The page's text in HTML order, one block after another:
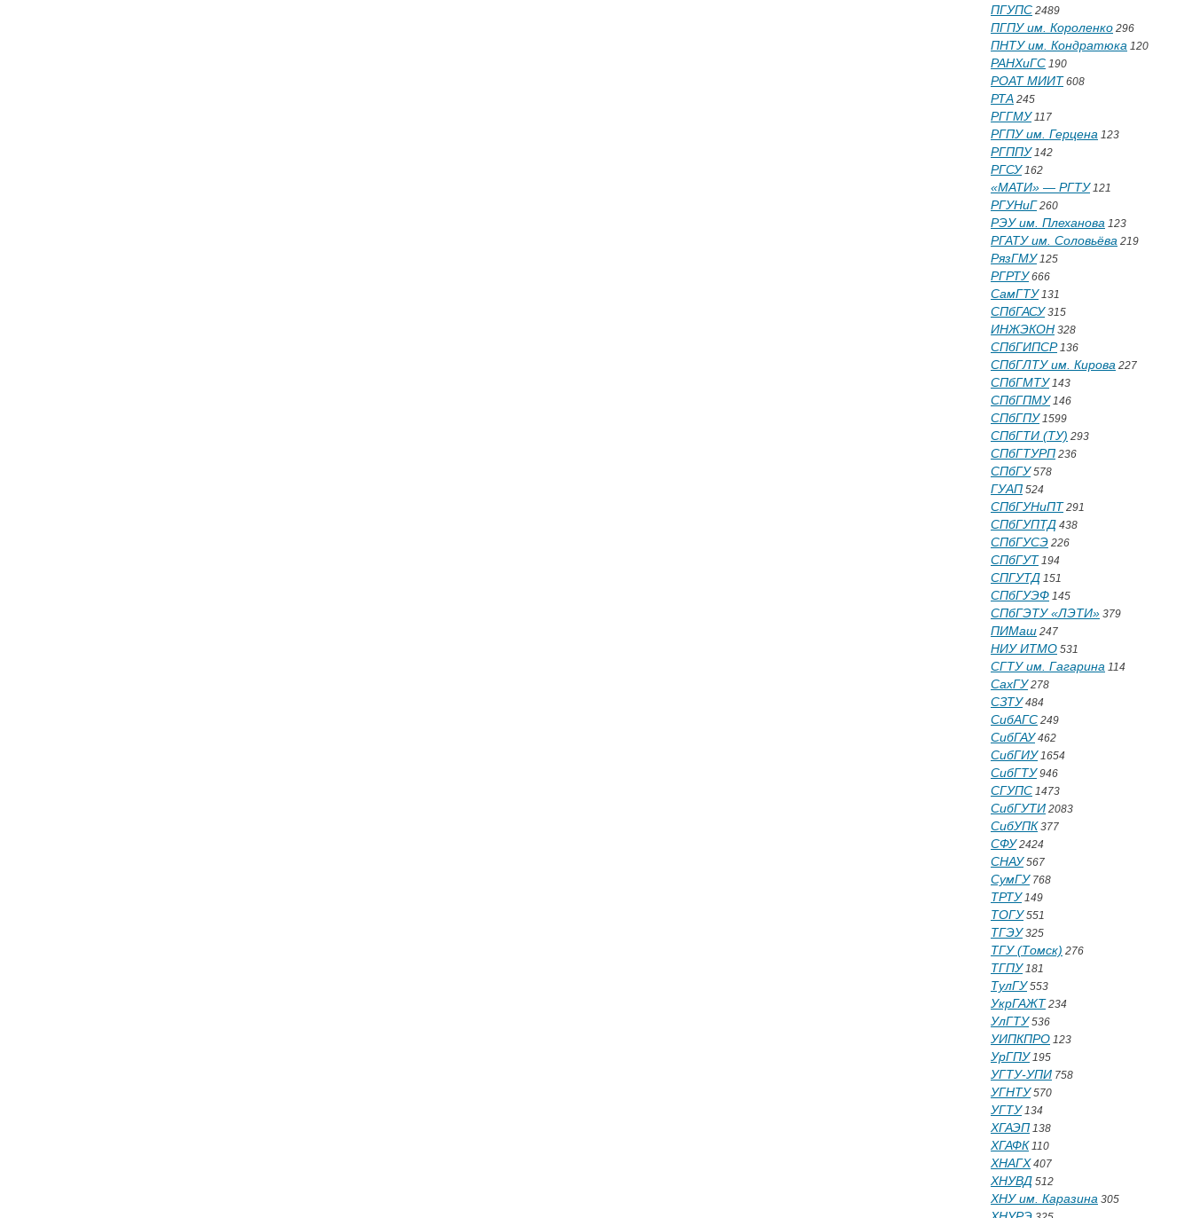
ПГУПС 2489
ПГПУ им. Короленко 296
ПНТУ им. Кондратюка 120
РАНХиГС 190
РОАТ МИИТ 608
РТА 245
РГГМУ117
РГПУ им. Герцена 123
РГППУ142
РГСУ162
«МАТИ» — РГТУ121
РГУНиГ 260
РЭУ им. Плеханова 123
РГАТУ им. Соловьёва 219
РязГМУ125
РГРТУ666
СамГТУ131
СПбГАСУ315
ИНЖЭКОН 328
СПбГИПСР136
СПбГЛТУ им. Кирова 227
СПбГМТУ143
СПбГПМУ146
СПбГПУ1599
СПбГТИ (ТУ) 293
СПбГТУРП 236
СПбГУ578
ГУАП 524
СПбГУНиПТ 291
СПбГУПТД 438
СПбГУСЭ 226
СПбГУТ 194
СПГУТД 151
СПбГУЭФ 145
СПбГЭТУ «ЛЭТИ» 379
ПИМаш 247
НИУ ИТМО 531
СГТУ им. Гагарина 114
СахГУ278
СЗТУ484
СибАГС 249
СибГАУ462
СибГИУ1654
СибГТУ946
СГУПС 1473
СибГУТИ 2083
СибУПК 377
СФУ2424
СНАУ567
СумГУ768
ТРТУ149
ТОГУ551
ТГЭУ325
ТГУ (Томск) 276
ТГПУ181
ТулГУ553
УкрГАЖТ 234
УлГТУ536
УИПКПРО 123
УрГПУ195
УГТУ-УПИ 758
УГНТУ570
УГТУ134
ХГАЭП 138
ХГАФК 110
ХНАГХ 407
ХНУВД 512
ХНУ им. Каразина 305